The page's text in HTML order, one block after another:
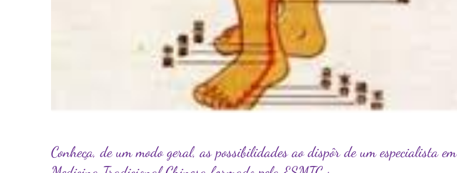
Conheça, de um modo geral, as possibilidades ao dispôr de um especialista em